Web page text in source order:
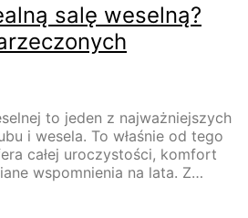
salę weselną?
to jeden z najważniejszych
i wesela. To właśnie od tego
całej uroczystości, komfort
wspomnienia na lata. Z…